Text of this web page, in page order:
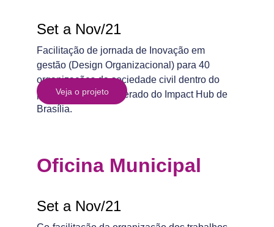
Set a Nov/21
Facilitação de jornada de Inovação em
gestão (Design Organizacional) para 40
organizações da sociedade civil dentro do
programa Acelera Cerado do Impact Hub de
Brasília.
Veja o projeto
Oficina Municipal
Set a Nov/21